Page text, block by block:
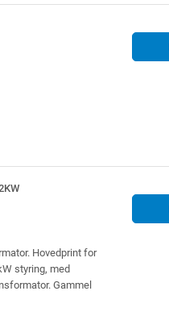
Hovedprint for
styring, med
Gammel